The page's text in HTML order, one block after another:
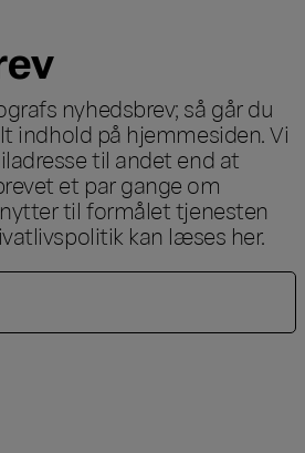
nyhedsbrev; så går du
indhold på hjemmesiden. Vi
til andet end at
et par gange om
til formålet tjenesten
kan læses her.